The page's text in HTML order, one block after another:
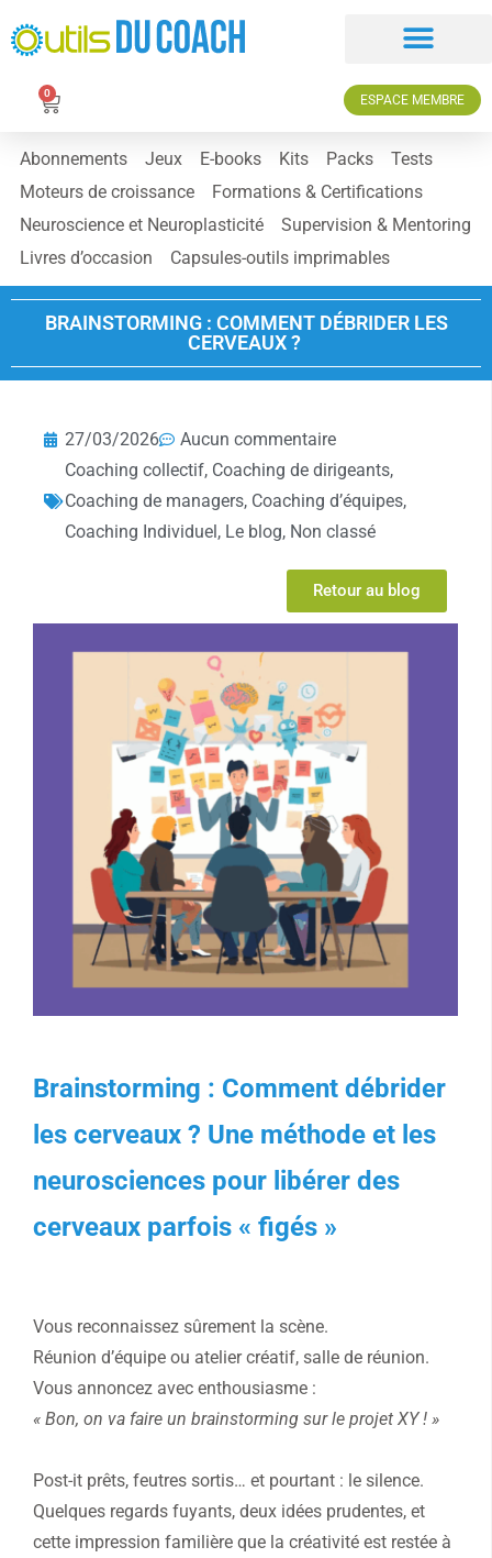
0 ESPACE MEMBRE
Abonnements Jeux E-books Kits Packs
Tests
Moteurs de croissance
Formations & Certifications
Neuroscience et Neuroplasticité
Supervision & Mentoring
Livres d’occasion
Capsules-outils imprimables
BRAINSTORMING : COMMENT DÉBRIDER LES
CERVEAUX ?
27/03/2026
Aucun commentaire
Coaching collectif, Coaching de dirigeants,
Coaching de managers, Coaching d’équipes,
Coaching Individuel, Le blog, Non classé
Retour au blog
Brainstorming : Comment débrider
les cerveaux ? Une méthode et les
neurosciences pour libérer des
cerveaux parfois « figés »
Vous reconnaissez sûrement la scène.
Réunion d’équipe ou atelier créatif, salle de réunion.
Vous annoncez avec enthousiasme :
« Bon, on va faire un brainstorming sur le projet XY ! »
Post-it prêts, feutres sortis… et pourtant : le silence.
Quelques regards fuyants, deux idées prudentes, et
cette impression familière que la créativité est restée à